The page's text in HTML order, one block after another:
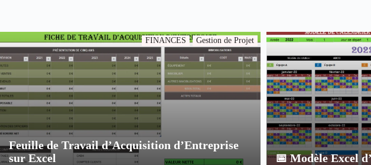
FINANCES Gestion de Projet
Feuille de Travail d’Acquisition d’Entreprise
sur Excel
📅 Modèle Excel